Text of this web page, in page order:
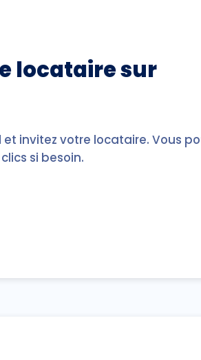
locataire sur
et invitez votre locataire. Vous
si besoin.